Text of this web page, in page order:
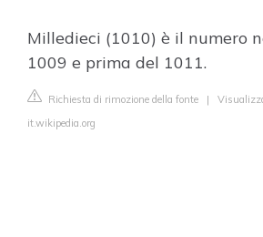
Milledieci (1010) è il numero
1009 e prima del 1011.
Richiesta di rimozione della fonte |
it.wikipedia.org